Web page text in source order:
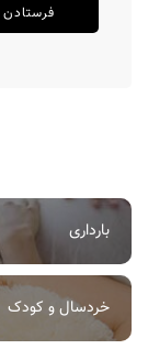
بارداری
خردسال و کودک